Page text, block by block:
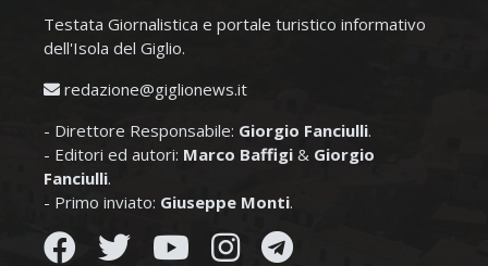
Testata Giornalistica e portale turistico informativo
dell'Isola del Giglio.
redazione@giglionews.it
- Direttore Responsabile: Giorgio Fanciulli.
- Editori ed autori: Marco Baffigi & Giorgio
Fanciulli.
- Primo inviato: Giuseppe Monti.